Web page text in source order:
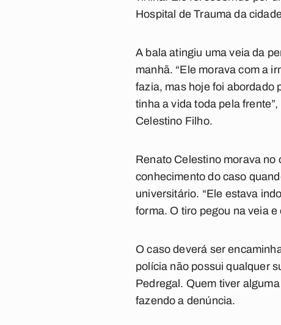
Hospital de Trauma da
A bala atingiu uma veia da
manhã. “Ele morava com a
fazia, mas hoje foi abordado
tinha a vida toda pela
Celestino Filho.
Renato Celestino morava
conhecimento do caso
universitário. “Ele estava
forma. O tiro pegou na veia
O caso deverá ser
polícia não possui qualquer
Pedregal. Quem tiver
fazendo a denúncia.